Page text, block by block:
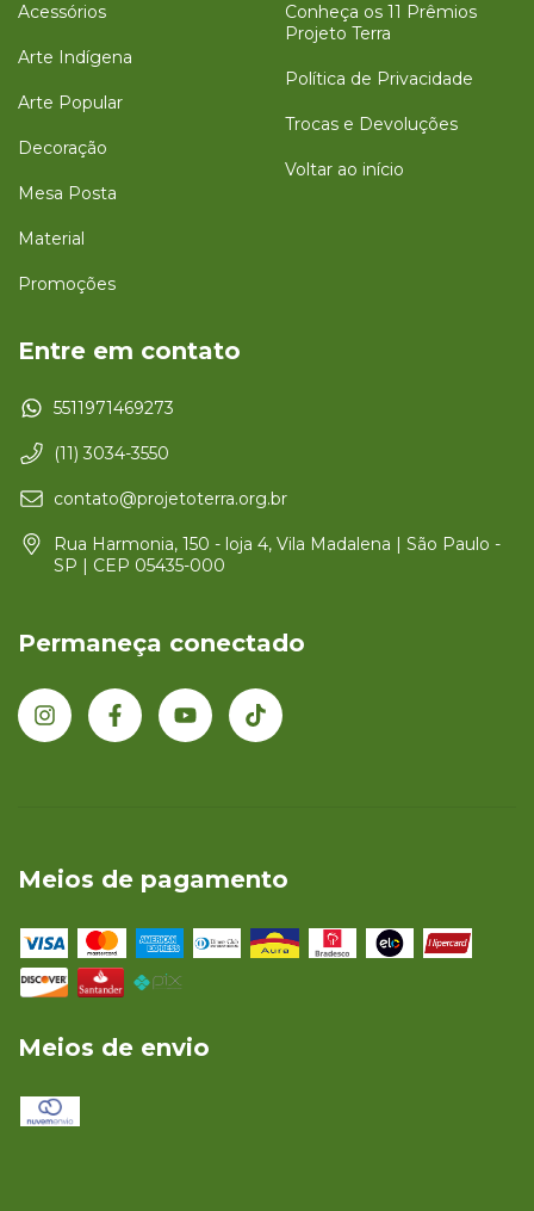
Acessórios
Arte Indígena
Arte Popular
Decoração
Mesa Posta
Material
Promoções
Conheça os 11 Prêmios
Projeto Terra
Política de Privacidade
Trocas e Devoluções
Voltar ao início
Entre em contato
5511971469273
(11) 3034-3550
contato@projetoterra.org.br
Rua Harmonia, 150 - loja 4, Vila Madalena | São Paulo -
SP | CEP 05435-000
Permaneça conectado
Meios de pagamento
Meios de envio